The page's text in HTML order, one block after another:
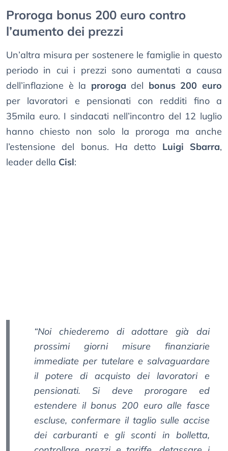
Proroga bonus 200 euro contro
l’aumento dei prezzi
Un’altra misura per sostenere le famiglie in questo
periodo in cui i prezzi sono aumentati a causa
dell’inflazione è la proroga del bonus 200 euro
per lavoratori e pensionati con redditi fino a
35mila euro. I sindacati nell’incontro del 12 luglio
hanno chiesto non solo la proroga ma anche
l’estensione del bonus. Ha detto Luigi Sbarra,
leader della Cisl:
“Noi chiederemo di adottare già dai
prossimi giorni misure finanziarie
immediate per tutelare e salvaguardare
il potere di acquisto dei lavoratori e
pensionati. Si deve prorogare ed
estendere il bonus 200 euro alle fasce
escluse, confermare il taglio sulle accise
dei carburanti e gli sconti in bolletta,